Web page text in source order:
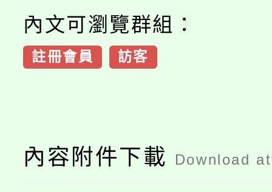
內文可瀏覽群組：
註冊會員 訪客
內容附件下載 Download